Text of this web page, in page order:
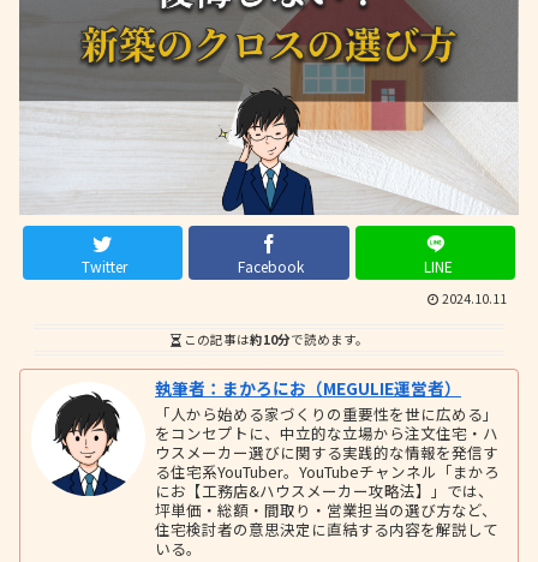
Twitter Facebook LINE
2024.10.11
この記事は約10分で読めます。
執筆者：まかろにお（MEGULIE運営者）
「人から始める家づくりの重要性を世に広める」
をコンセプトに、中立的な立場から注文住宅・ハ
ウスメーカー選びに関する実践的な情報を発信す
る住宅系YouTuber。YouTubeチャンネル「まかろ
にお【工務店&ハウスメーカー攻略法】」では、
坪単価・総額・間取り・営業担当の選び方など、
住宅検討者の意思決定に直結する内容を解説して
いる。